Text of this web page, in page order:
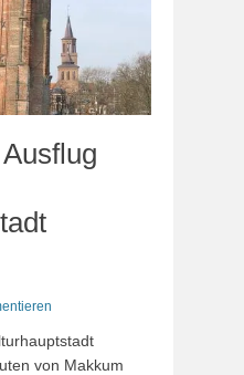
von Makkum